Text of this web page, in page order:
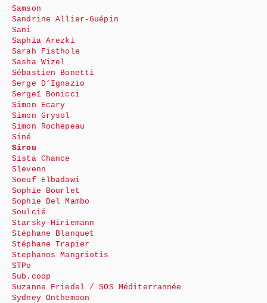
Samson
Sandrine Allier-Guépin
Sani
Saphia Arezki
Sarah Fisthole
Sasha Wizel
Sébastien Bonetti
Serge D’Ignazio
Sergeï Bonicci
Simon Ecary
Simon Grysol
Simon Rochepeau
Siné
Sirou
Sista Chance
Slevenn
Soeuf Elbadawi
Sophie Bourlet
Sophie Del Mambo
Soulcié
Starsky-Hiriemann
Stéphane Blanquet
Stéphane Trapier
Stephanos Mangriotis
STPo
Sub.coop
Suzanne Friedel / SOS Méditerrannée
Sydney Onthemoon